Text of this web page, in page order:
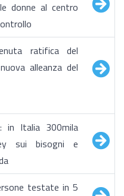
donne al centro
ratifica del
alleanza del
in Italia 300mila
sui bisogni e
testate in 5